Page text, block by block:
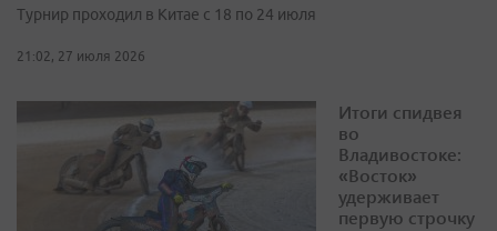
Турнир проходил в Китае с 18 по 24 июля
21:02, 27 июля 2026
Итоги спидвея
во
Владивостоке:
«Восток»
удерживает
первую строчку